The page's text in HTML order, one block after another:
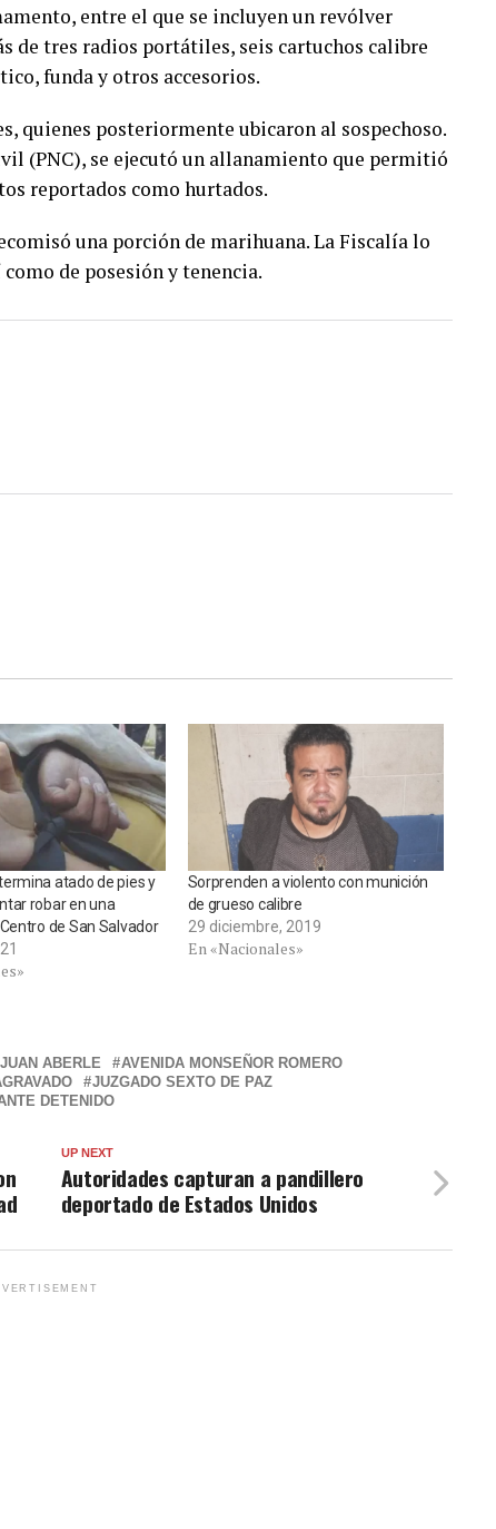
entre el que se incluyen un revólver
de tres radios portátiles, seis cartuchos calibre
funda y otros accesorios.
quienes posteriormente ubicaron al sospechoso.
(PNC), se ejecutó un allanamiento que permitió
reportados como hurtados.
una porción de marihuana. La Fiscalía lo
de posesión y tenencia.
atado de pies y
robar en una
de San Salvador
Sorprenden a violento con munición
de grueso calibre
29 diciembre, 2019
En «Nacionales»
ABERLE
AVENIDA MONSEÑOR ROMERO
JUZGADO SEXTO DE PAZ
DETENIDO
UP NEXT
Autoridades capturan a pandillero
deportado de Estados Unidos